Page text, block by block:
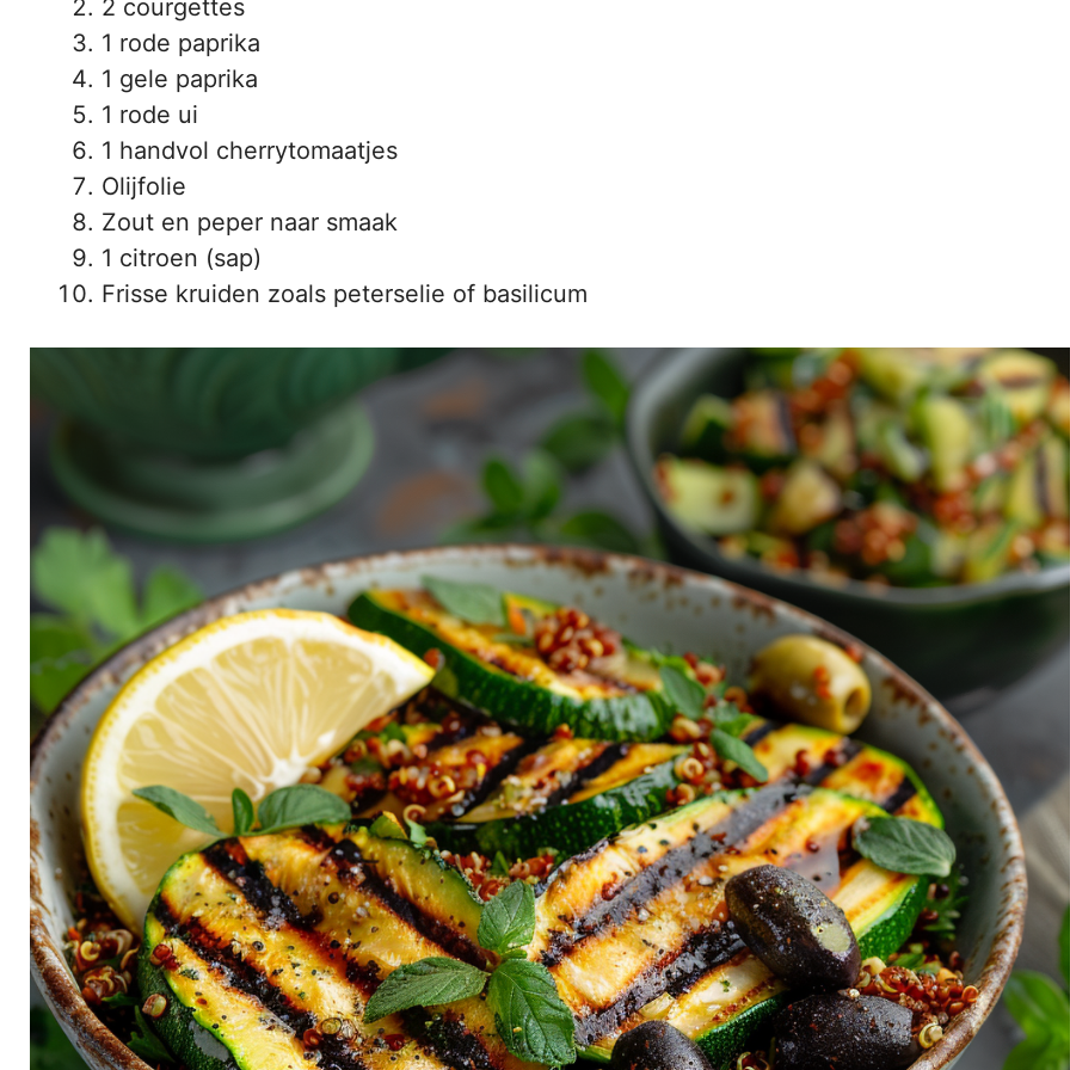
2 courgettes
1 rode paprika
1 gele paprika
1 rode ui
1 handvol cherrytomaatjes
Olijfolie
Zout en peper naar smaak
1 citroen (sap)
Frisse kruiden zoals peterselie of basilicum